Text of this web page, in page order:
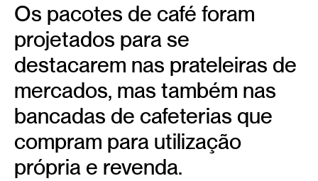
Os pacotes de café foram
projetados para se
destacarem nas prateleiras de
mercados, mas também nas
bancadas de cafeterias que
compram para utilização
própria e revenda.